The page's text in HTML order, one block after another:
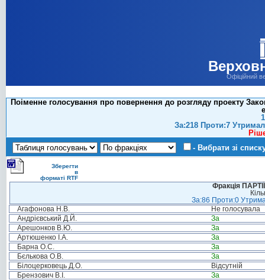
Офіційний
Поіменне голосування про повернення до розгляду проекту
За:218 Проти:7
- Вибрати зі
Зберегти
в
форматі RTF
Фракція
За:86 Проти:0
Агафонова Н.В.
Не голосувала
Андрієвський Д.Й.
За
Арешонков В.Ю.
За
Артюшенко І.А.
За
Барна О.С.
За
Бєлькова О.В.
За
Білоцерковець Д.О.
Відсутній
Брензович В.І.
За